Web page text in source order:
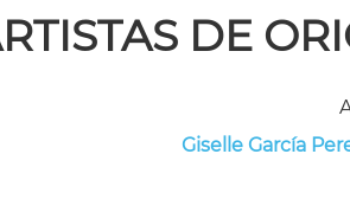
DE
Giselle García